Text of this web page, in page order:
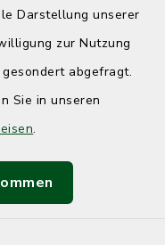
Darstellung unserer
zur Nutzung
abgefragt.
Sie in unseren
.